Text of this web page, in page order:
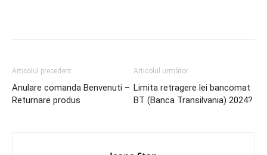
Articolul precedent
Anulare comanda Benvenuti –
Returnare produs
Articolul următor
Limita retragere lei bancomat
BT (Banca Transilvania) 2024?